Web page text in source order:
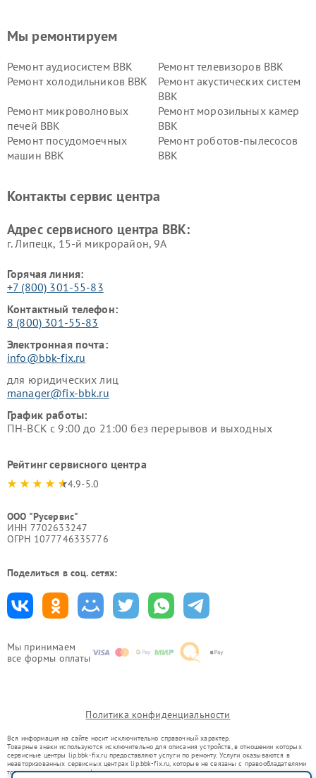
Мы принимаем
все формы оплаты
Мы ремонтируем
Ремонт аудиосистем BBK
Ремонт телевизоров BBK
Ремонт холодильников BBK
Ремонт акустических систем
BBK
Ремонт микроволновых
печей BBK
Ремонт морозильных камер
BBK
Ремонт посудомоечных
машин BBK
Ремонт роботов-пылесосов
BBK
Ремонт винных шкафов BBK
Контакты сервис центра
Адрес сервисного центра BBK:
г. Липецк, 15-й микрорайон, 9А
Горячая линия:
+7 (800) 301-55-83
Контактный телефон:
8 (800) 301-55-83
Электронная почта:
info@bbk-fix.ru
для юридических лиц
manager@fix-bbk.ru
График работы:
ПН-ВСК с 9:00 до 21:00 без перерывов и выходных
Рейтинг сервисного центра
4.9-5.0
ООО "Русервис"
ИНН 7702633247
ОГРН 1077746335776
Поделиться в соц. сетях:
Политика конфиденциальности
Вся информация на сайте носит исключительно справочный характер.
Товарные знаки используются исключительно для описания устройств, в отношении которых
сервисные центры lip.bbk-fix.ru предоставляют услуги по ремонту. Услуги оказываются в
неавторизованных сервисных центрах lip.bbk-fix.ru, которые не связаны с правообладателями
товарных знаков или их официальными представителями.